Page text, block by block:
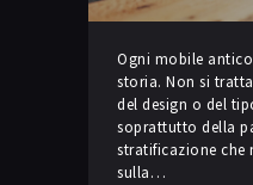
Ogni mobile
storia. Non si
del design o del
soprattutto della
stratificazione che
sulla…